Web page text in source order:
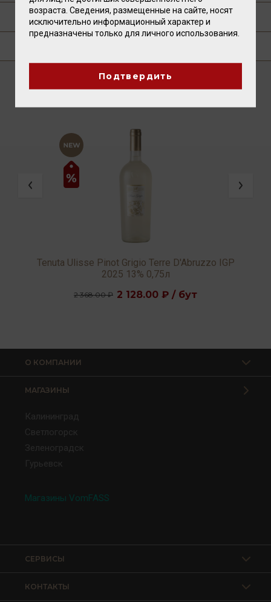
ПУБЛИКАЦИИ О ТОВАРЕ
Tenuta Ulisse Pinot Grigio Terre D'Abruzzo IGP
2025 13% 0,75л
2 368.00 ₽ 2 128.00 ₽ / бут
О КОМПАНИИ
МАГАЗИНЫ
Калининград
Светлогорск
Зеленоградск
Гурьевск
Магазины VomFASS
КОНТАКТЫ
СЕРВИСЫ
возраста. Сведения, размещенные на сайте, носят
исключительно информационный характер и
предназначены только для личного использования.
Подтвердить